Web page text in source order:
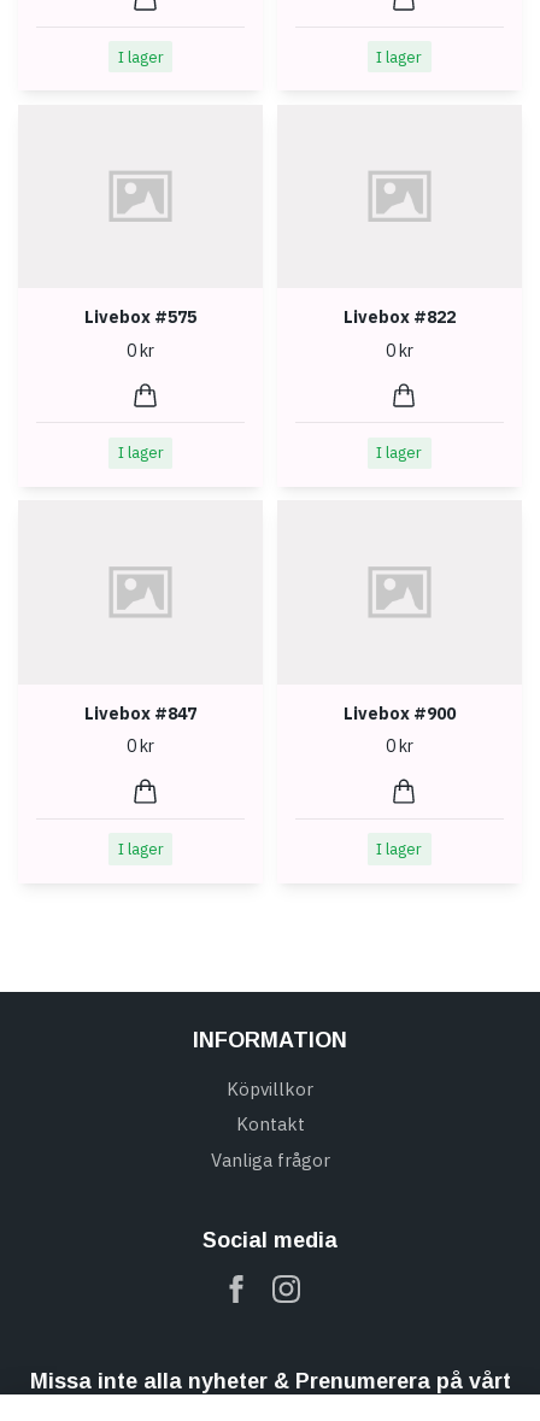
I lager I lager
Livebox #575
0 kr
I lager
Livebox #822
0 kr
I lager
Livebox #847
0 kr
I lager
Livebox #900
0 kr
I lager
INFORMATION
Köpvillkor
Kontakt
Vanliga frågor
Social media
Missa inte alla nyheter & Prenumerera på vårt